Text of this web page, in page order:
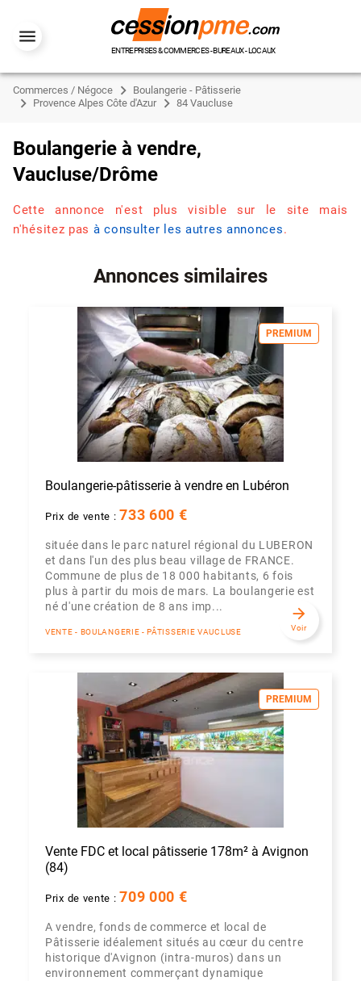
ENTREPRISES & COMMERCES - BUREAUX - LOCAUX
Commerces / Négoce
Boulangerie - Pâtisserie
Provence Alpes Côte d'Azur
84 Vaucluse
Boulangerie à vendre,
Vaucluse/Drôme
Cette annonce n'est plus visible sur le site mais
n'hésitez pas à consulter les autres annonces.
Annonces similaires
PREMIUM
Boulangerie-pâtisserie à vendre en Lubéron
Prix de vente : 733 600 €
située dans le parc naturel régional du LUBERON
et dans l'un des plus beau village de FRANCE.
Commune de plus de 18 000 habitants, 6 fois
plus à partir du mois de mars. La boulangerie est
né d'une création de 8 ans imp...
VENTE - BOULANGERIE - PÂTISSERIE VAUCLUSE
arrow_forward
Voir
PREMIUM
Vente FDC et local pâtisserie 178m² à Avignon
(84)
Prix de vente : 709 000 €
A vendre, fonds de commerce et local de
Pâtisserie idéalement situés au cœur du centre
historique d'Avignon (intra-muros) dans un
environnement commerçant dynamique